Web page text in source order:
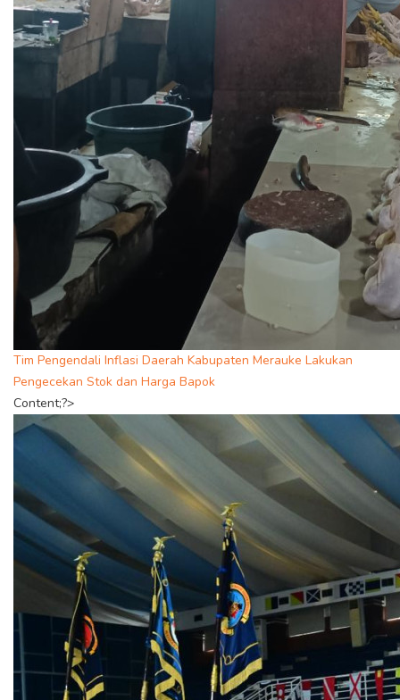
Tim Pengendali Inflasi Daerah Kabupaten Merauke Lakukan
Pengecekan Stok dan Harga Bapok
Content;?>